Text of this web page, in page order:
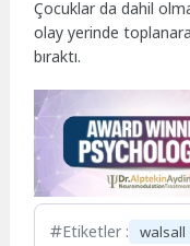
Çocuklar da dahil
olay yerinde
bıraktı.
Etiketler : walsall